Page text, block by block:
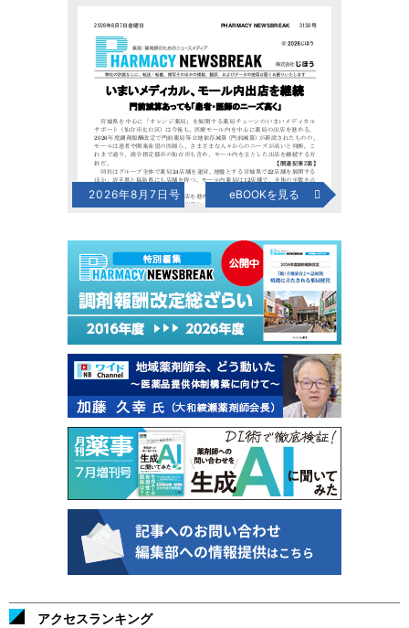
2026年8月7日号 eBOOKを見る
アクセスランキング